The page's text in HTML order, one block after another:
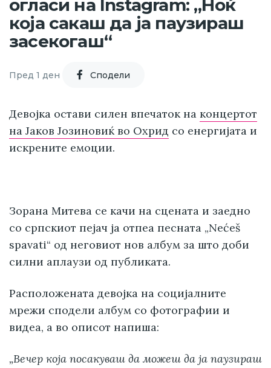
огласи на Instagram: „Ноќ
која сакаш да ја паузираш
засекогаш“
Пред 1 ден Cподели
Девојка остави силен впечаток на концертот
на Јаков Јозиновиќ во Охрид со енергијата и
искрените емоции.
Зорана Митева се качи на сцената и заедно
со српскиот пејач ја отпеа песната „Nećeš
spavati“ од неговиот нов албум за што доби
силни аплаузи од публиката.
Расположената девојка на социјалните
мрежи сподели албум со фотографии и
видеа, а во описот напиша:
„Вечер која посакуваш да можеш да ја паузираш